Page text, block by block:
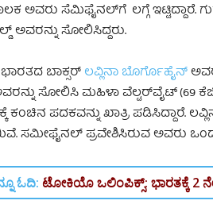
ಅವರು ಸೆಮಿಫೈನಲ್‌ಗೆ ಲಗ್ಗೆ ಇಟ್ಟಿದ್ದಾರೆ.
ಅವರನ್ನು ಸೋಲಿಸಿದ್ದರು.
ಬಾಕ್ಸರ್‌‌‌ಲವ್ಲಿನಾ ಬೊರ್ಗೊಹೈನ್‌
ಸೋಲಿಸಿ ಮಹಿಳಾ ವೆಲ್ಟರ್‌ವೈಟ್ (69
ಕಂಚಿನ ಪದಕವನ್ನು ಖಾತ್ರಿ ಪಡಿಸಿದ್ದಾರೆ.
ಸಮೀಫೈನಲ್‌ ಪ್ರವೇಶಿಸಿರುವ ಅವರು ಒಂದು
ಓದಿ: ಟೋಕಿಯೊ ಒಲಿಂಪಿಕ್ಸ್‌: ಭಾರತಕ್ಕೆ 2